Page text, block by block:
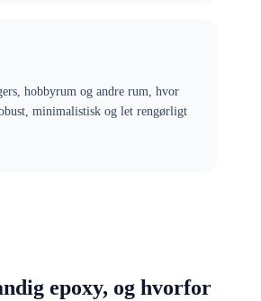
hobbyrum og andre rum, hvor
minimalistisk og let rengørligt
epoxy, og hvorfor